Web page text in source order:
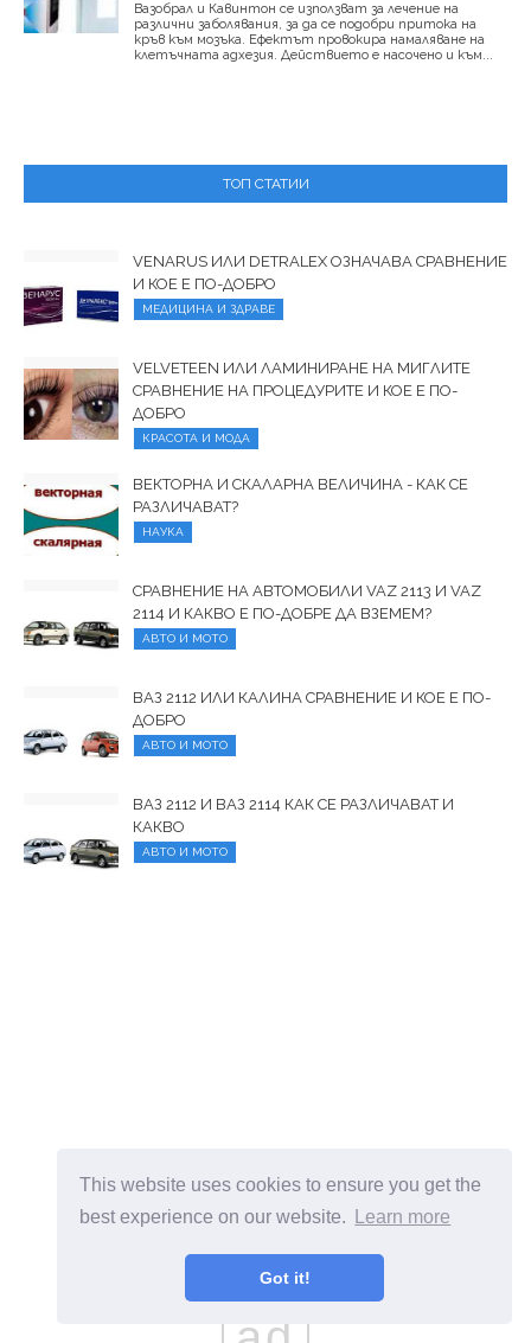
This website uses cookies to ensure you get the
best experience on our website.
Learn more
Got it!
Вазобрал и Кавинтон се използват за лечение на
различни заболявания, за да се подобри притока на
кръв към мозъка. Ефектът провокира намаляване на
клетъчната адхезия. Действието е насочено и към...
ТОП СТАТИИ
VENARUS ИЛИ DETRALEX ОЗНАЧАВА СРАВНЕНИЕ
И КОЕ Е ПО-ДОБРО
МЕДИЦИНА И ЗДРАВЕ
VELVETEEN ИЛИ ЛАМИНИРАНЕ НА МИГЛИТЕ
СРАВНЕНИЕ НА ПРОЦЕДУРИТЕ И КОЕ Е ПО-
ДОБРО
КРАСОТА И МОДА
ВЕКТОРНА И СКАЛАРНА ВЕЛИЧИНА - КАК СЕ
РАЗЛИЧАВАТ?
НАУКА
СРАВНЕНИЕ НА АВТОМОБИЛИ VAZ 2113 И VAZ
2114 И КАКВО Е ПО-ДОБРЕ ДА ВЗЕМЕМ?
АВТО И МОТО
ВАЗ 2112 ИЛИ КАЛИНА СРАВНЕНИЕ И КОЕ Е ПО-
ДОБРО
АВТО И МОТО
ВАЗ 2112 И ВАЗ 2114 КАК СЕ РАЗЛИЧАВАТ И
КАКВО
АВТО И МОТО